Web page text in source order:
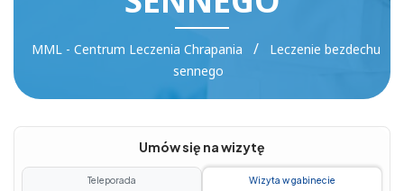
MML - Centrum Leczenia Chrapania /
Leczenie bezdechu
sennego